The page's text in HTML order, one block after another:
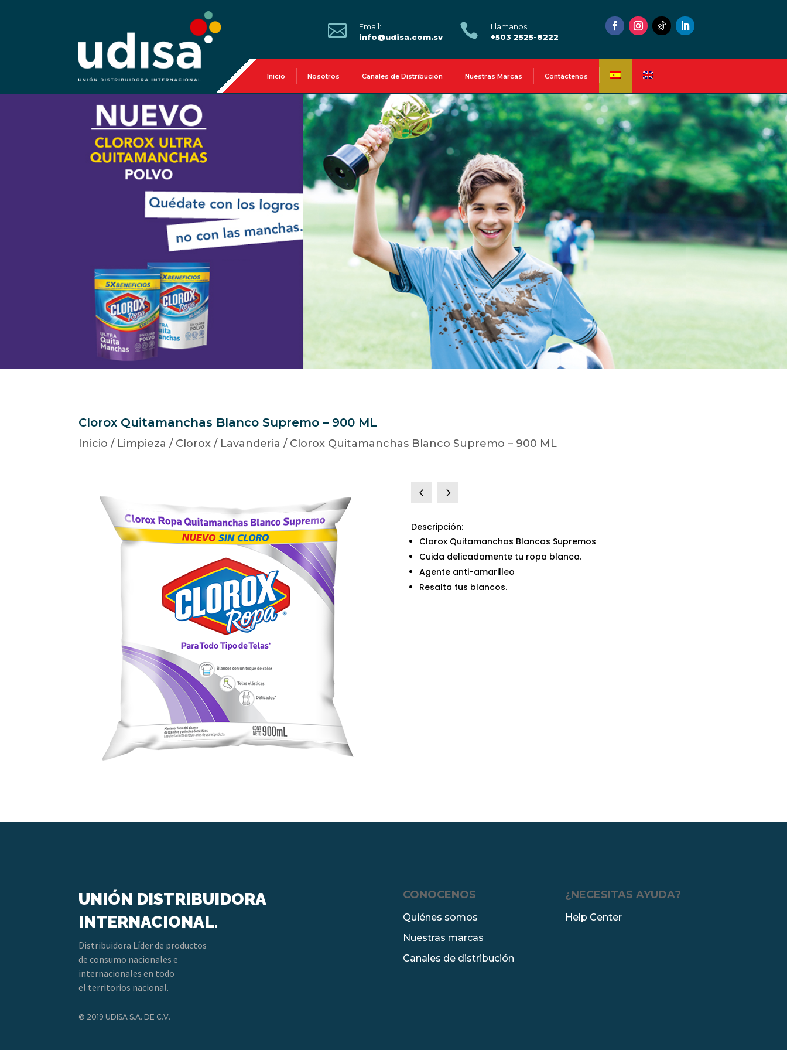

Email:
info@udisa.com.sv

Llamanos
+503 2525-8222
Inicio Nosotros Canales de Distribución Nuestras Marcas Contáctenos
Clorox Quitamanchas Blanco Supremo – 900 ML
Inicio / Limpieza / Clorox / Lavanderia / Clorox Quitamanchas Blanco Supremo – 900 ML
4 5
Descripción:
Clorox Quitamanchas Blancos Supremos
Cuida delicadamente tu ropa blanca.
Agente anti-amarilleo
Resalta tus blancos.
UNIÓN DISTRIBUIDORA
INTERNACIONAL.
Distribuidora Líder de productos
de consumo nacionales e
internacionales en todo
el territorios nacional.
© 2019 UDISA S.A. DE C.V.
CONOCENOS
Quiénes somos
Nuestras marcas
Canales de distribución
¿NECESITAS AYUDA?
Help Center